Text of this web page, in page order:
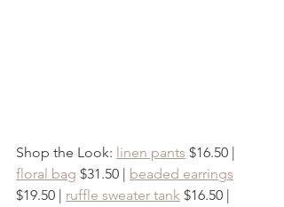
Shop the Look: linen pants $16.50 |
floral bag $31.50 |
beaded earrings
$19.50 | ruffle sweater tank $16.50 |